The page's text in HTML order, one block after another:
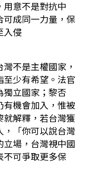
用意不是對抗中
可成同一力量，保
入侵
不是主權國家，
少有希望。法官
立國家；黎否
有機會加入，惟被
就解釋，若台灣獲
「你可以說台灣
場，台灣視中國
不可爭取更多保